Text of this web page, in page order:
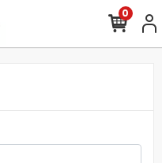
0